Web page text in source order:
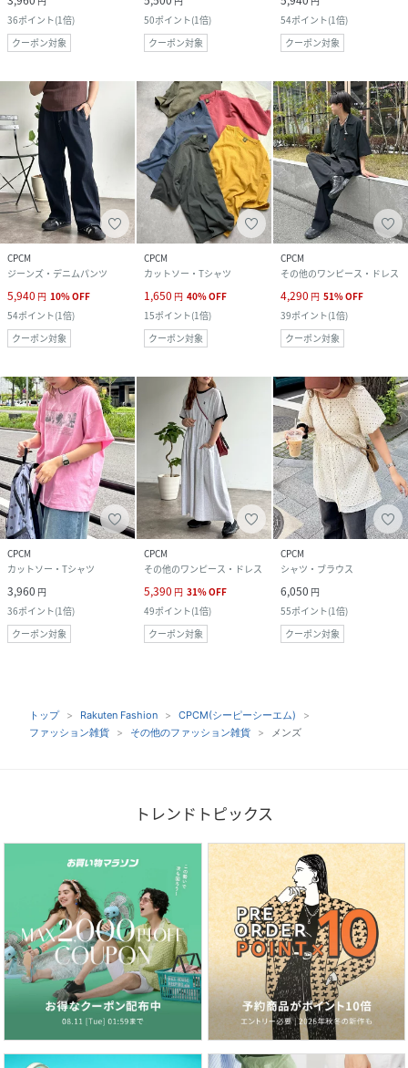
36ポイント(1倍)
クーポン対象
50ポイント(1倍)
クーポン対象
54ポイント(1倍)
クーポン対象
CPCM
ジーンズ・デニムパンツ
5,940 円 10%OFF
54ポイント(1倍)
クーポン対象
CPCM
カットソー・Tシャツ
1,650 円 40%OFF
15ポイント(1倍)
クーポン対象
CPCM
その他のワンピース・ドレス
4,290 円 51%OFF
39ポイント(1倍)
クーポン対象
CPCM
カットソー・Tシャツ
3,960 円
36ポイント(1倍)
クーポン対象
CPCM
その他のワンピース・ドレス
5,390 円 31%OFF
49ポイント(1倍)
クーポン対象
CPCM
シャツ・ブラウス
6,050 円
55ポイント(1倍)
クーポン対象
トップ Rakuten Fashion
CPCM(シーピーシーエム)
ファッション雑貨
その他のファッション雑貨 メンズ
トレンドトピックス